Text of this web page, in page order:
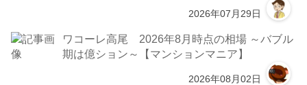
2026年07月29日
ワコーレ高尾 2026年8月時点の相場 ～バブル
期は億ション～【マンションマニア】
2026年08月02日